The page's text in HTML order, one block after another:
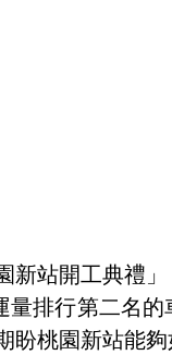
新站開工典禮
排行第二名的
盼桃園新站能